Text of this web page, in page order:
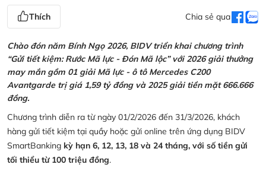
Thích Chia sẻ qua
Chào đón năm Bính Ngọ 2026, BIDV triển khai chương trình
“Gửi tiết kiệm: Rước Mã lực - Đón Mã lộc” với 2026 giải thưởng
may mắn gồm 01 giải Mã lực - ô tô Mercedes C200
Avantgarde trị giá 1,59 tỷ đồng và 2025 giải tiền mặt 666.666
đồng.
Chương trình diễn ra từ ngày 01/2/2026 đến 31/3/2026, khách
hàng gửi tiết kiệm tại quầy hoặc gửi online trên ứng dụng BIDV
SmartBanking kỳ hạn 6, 12, 13, 18 và 24 tháng, với số tiền gửi
tối thiểu từ 100 triệu đồng.